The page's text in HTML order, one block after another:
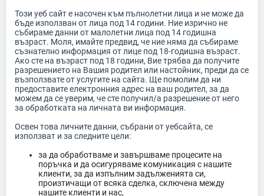
Този уеб сайт е насочен към пълнолетни лица и не може да
бъде използван от лица под 14 години. Ние изрично не
събираме данни от малолетни лица под 14 годишна
възраст. Моля, имайте предвид, че ние няма да събираме
съзнателно информация от лице под 18-годишна възраст.
Ако сте на възраст под 18 години, Вие трябва да получите
разрешението на Вашия родител или настойник, преди да се
възползвате от услугите на сайта. Ще помолим да ни
предоставите електронния адрес на ваш родител, за да
можем да се уверим, че сте получил/а разрешение от него
за обработката на личната ви информация.
Освен това личните данни, събрани от уебсайта, се
използват и за следните цели:
за да обработваме и завършваме процесите на
поръчка и да осигуряваме комуникация с нашите
клиенти, за да изпълним задълженията си,
произтичащи от всяка сделка, сключена между
нашите клиенти и нас,